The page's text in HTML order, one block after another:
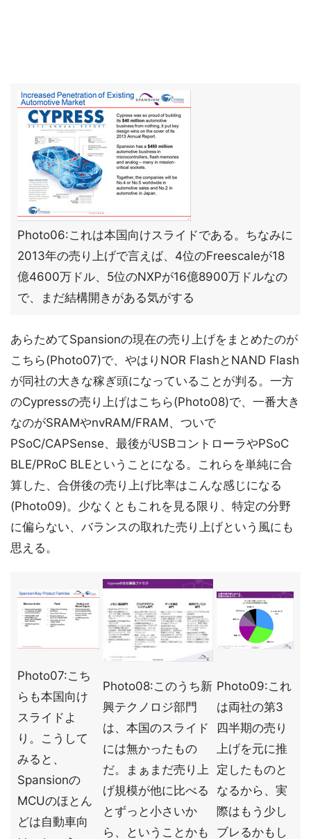
Photo06:これは本国向けスライドである。ちなみに
2013年の売り上げで言えば、4位のFreescaleが18
億4600万ドル、5位のNXPが16億8900万ドルなの
で、まだ結構開きがある気がする
あらためてSpansionの現在の売り上げをまとめたのが
こちら(Photo07)で、やはりNOR FlashとNAND Flash
が同社の大きな稼ぎ頭になっていることが判る。一方
のCypressの売り上げはこちら(Photo08)で、一番大き
なのがSRAMやnvRAM/FRAM、ついで
PSoC/CAPSense、最後がUSBコントローラやPSoC
BLE/PRoC BLEということになる。これらを単純に合
算した、合併後の売り上げ比率はこんな感じになる
(Photo09)。少なくともこれを見る限り、特定の分野
に偏らない、バランスの取れた売り上げという風にも
思える。
Photo07:こち
らも本国向け
スライドよ
り。こうして
みると、
Spansionの
MCUのほとん
どは自動車向
Photo08:このうち新
興テクノロジ部門
は、本国のスライド
には無かったもの
だ。まぁまだ売り上
げ規模が他に比べる
とずっと小さいか
ら、ということかも
Photo09:これ
は両社の第3
四半期の売り
上げを元に推
定したものと
なるから、実
際はもう少し
ブレるかもし